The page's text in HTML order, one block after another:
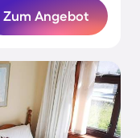
Zum Angebot